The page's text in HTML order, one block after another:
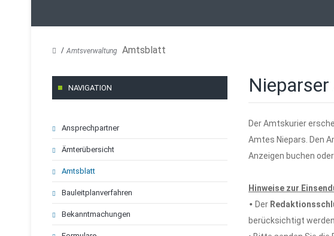
Amtsverwaltung Amtsblatt
Der Amtskurier
Amtes Niepars. Den
Anzeigen buchen
Hinweise zur
• Der
berücksichtigt
NAVIGATION
Navigation
überspringen
Ansprechpartner
Ämterübersicht
Amtsblatt
Bauleitplanverfahren
Bekanntmachungen